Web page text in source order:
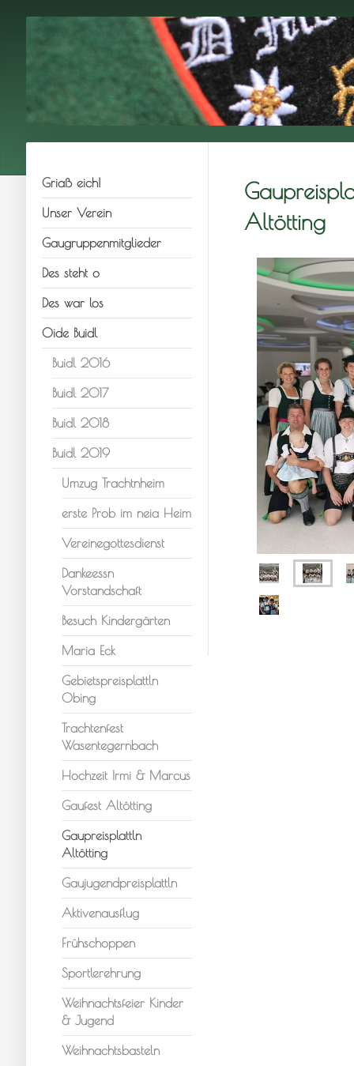
Griaß eich!
Unser Verein
Gaugruppenmitglieder
Des steht o
Des war los
Oide Buidl
Buidl 2016
Buidl 2017
Buidl 2018
Buidl 2019
Umzug Trachtnheim
erste Prob im neia Heim
Vereinegottesdienst
Dankeessn
Vorstandschaft
Besuch Kindergärten
Maria Eck
Gebietspreisplattln
Obing
Trachtenfest
Wasentegernbach
Hochzeit Irmi & Marcus
Gaufest Altötting
Gaupreisplattln
Altötting
Gaujugendpreisplattln
Aktivenausflug
Frühschoppen
Sportlerehrung
Weihnachtsfeier Kinder
& Jugend
Weihnachtsbasteln
Altötting